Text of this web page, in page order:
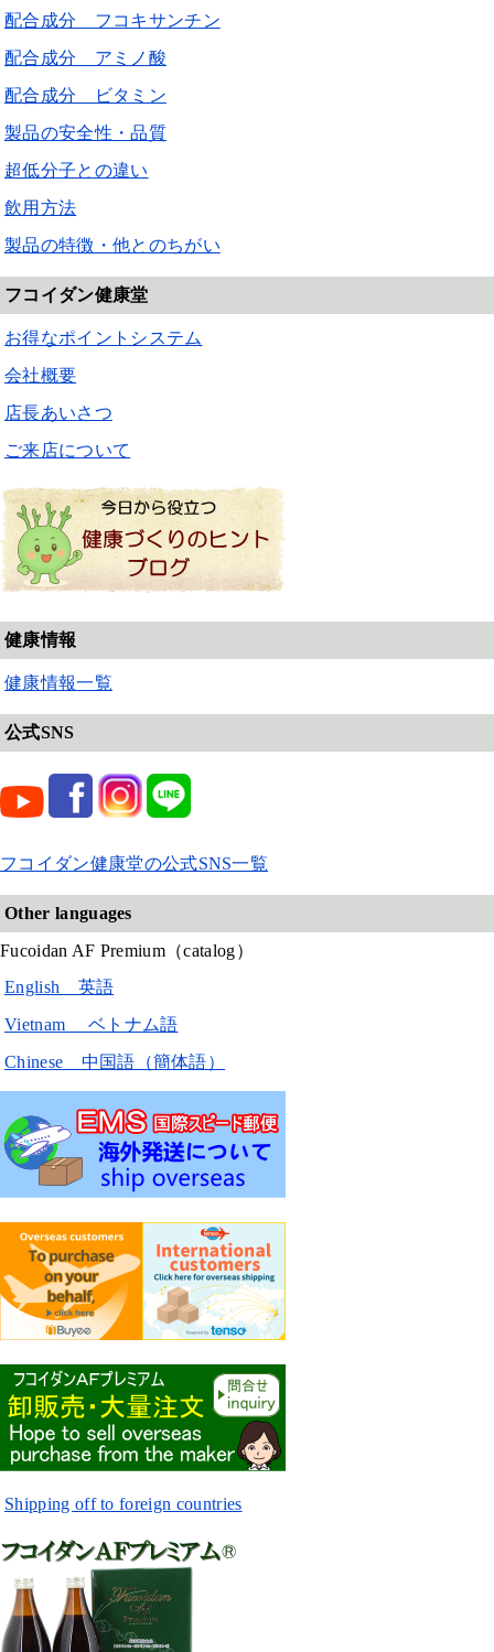
配合成分 フコキサンチン
配合成分 アミノ酸
配合成分 ビタミン
製品の安全性・品質
超低分子との違い
飲用方法
製品の特徴・他とのちがい
フコイダン健康堂
お得なポイントシステム
会社概要
店長あいさつ
ご来店について
健康情報
健康情報一覧
公式SNS
フコイダン健康堂の公式SNS一覧
Other languages
Fucoidan AF Premium（catalog）
English 英語
Vietnam ベトナム語
Chinese 中国語（簡体語）
Shipping off to foreign countries